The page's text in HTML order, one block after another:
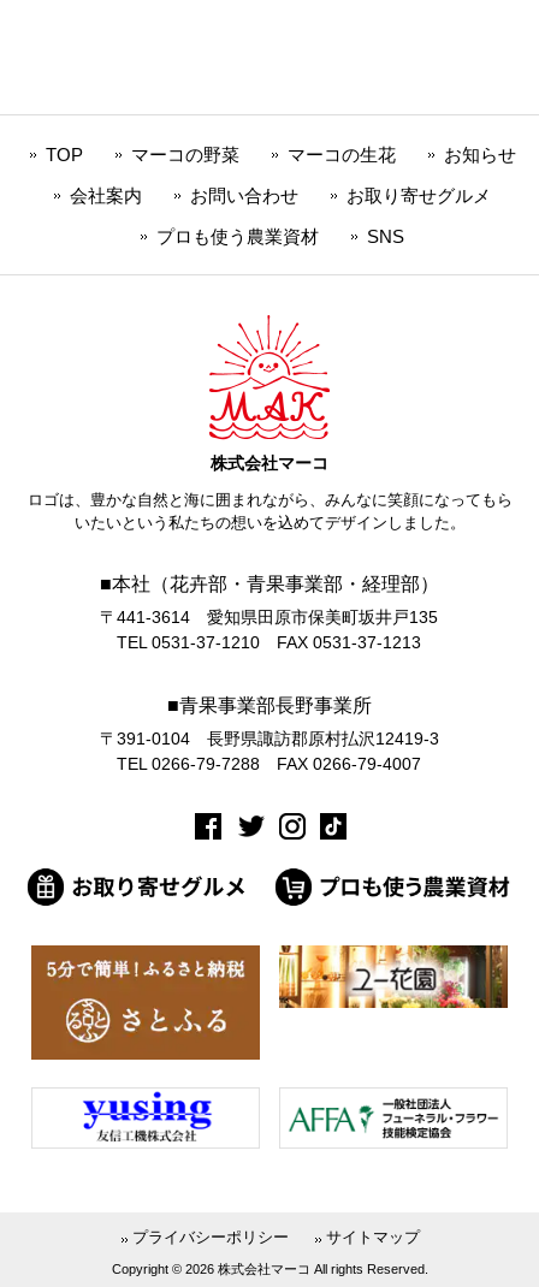
TOP マーコの野菜 マーコの生花
お知らせ
会社案内
お問い合わせ
お取り寄せグルメ
プロも使う農業資材
SNS
株式会社マーコ
ロゴは、豊かな自然と海に囲まれながら、みんなに笑顔になってもら
いたいという私たちの想いを込めてデザインしました。
■本社（花卉部・青果事業部・経理部）
〒441-3614 愛知県田原市保美町坂井戸135
TEL 0531-37-1210 FAX 0531-37-1213
■青果事業部長野事業所
〒391-0104 長野県諏訪郡原村払沢12419-3
TEL 0266-79-7288 FAX 0266-79-4007
プライバシーポリシー サイトマップ
Copyright © 2026 株式会社マーコ All rights Reserved.